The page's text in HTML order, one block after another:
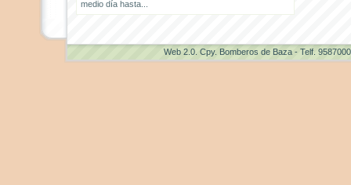
medio día hasta...
Web 2.0 . Cpy. Bomberos de Baza - Telf.